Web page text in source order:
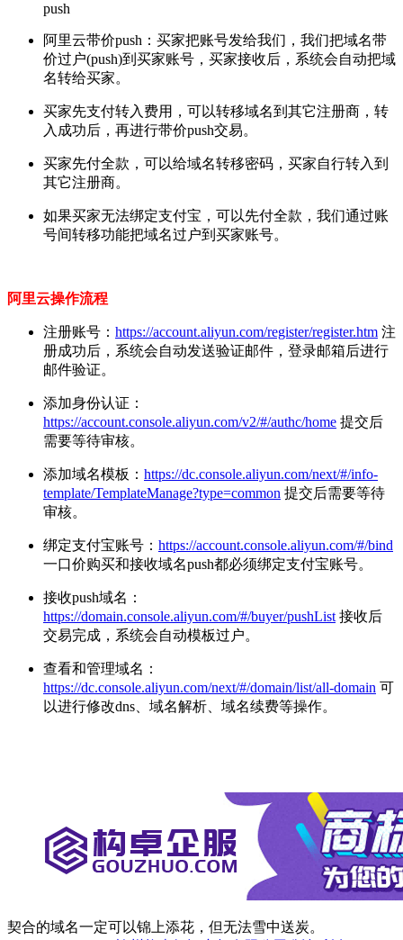
push
阿里云带价push：买家把账号发给我们，我们把域名带
价过户(push)到买家账号，买家接收后，系统会自动把域
名转给买家。
买家先支付转入费用，可以转移域名到其它注册商，转
入成功后，再进行带价push交易。
买家先付全款，可以给域名转移密码，买家自行转入到
其它注册商。
如果买家无法绑定支付宝，可以先付全款，我们通过账
号间转移功能把域名过户到买家账号。
阿里云操作流程
注册账号： https://account.aliyun.com/register/register.htm 注
册成功后，系统会自动发送验证邮件，登录邮箱后进行
邮件验证。
添加身份认证：
https://account.console.aliyun.com/v2/#/authc/home 提交后
需要等待审核。
添加域名模板： https://dc.console.aliyun.com/next/#/info-
template/TemplateManage?type=common 提交后需要等待
审核。
绑定支付宝账号： https://account.console.aliyun.com/#/bind
一口价购买和接收域名push都必须绑定支付宝账号。
接收push域名：
https://domain.console.aliyun.com/#/buyer/pushList 接收后
交易完成，系统会自动模板过户。
查看和管理域名：
https://dc.console.aliyun.com/next/#/domain/list/all-domain 可
以进行修改dns、域名解析、域名续费等操作。
契合的域名一定可以锦上添花，但无法雪中送炭。